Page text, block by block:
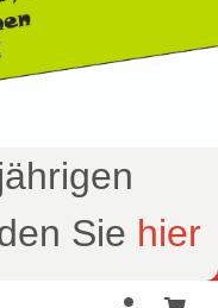
Sie hier